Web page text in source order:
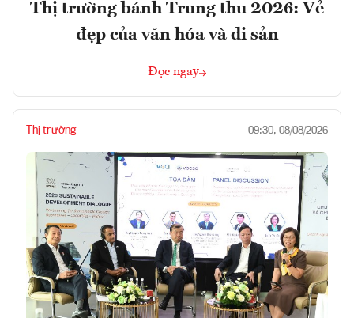
Thị trường bánh Trung thu 2026: Vẻ
đẹp của văn hóa và di sản
Đọc ngay
Thị trường 09:30, 08/08/2026